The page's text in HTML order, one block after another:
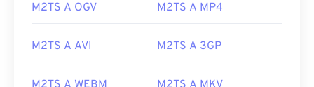
M2TS A OGV M2TS A MP4
M2TS A AVI M2TS A 3GP